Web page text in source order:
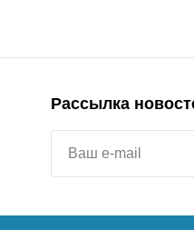
Рассылка